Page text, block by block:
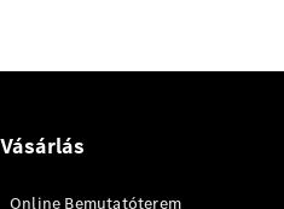
Összes
eSprinter
Vásárlás
Online Bemutatóterem